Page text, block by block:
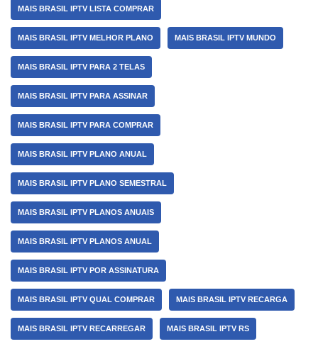
MAIS BRASIL IPTV LISTA COMPRAR
MAIS BRASIL IPTV MELHOR PLANO MAIS BRASIL IPTV MUNDO
MAIS BRASIL IPTV PARA 2 TELAS
MAIS BRASIL IPTV PARA ASSINAR
MAIS BRASIL IPTV PARA COMPRAR
MAIS BRASIL IPTV PLANO ANUAL
MAIS BRASIL IPTV PLANO SEMESTRAL
MAIS BRASIL IPTV PLANOS ANUAIS
MAIS BRASIL IPTV PLANOS ANUAL
MAIS BRASIL IPTV POR ASSINATURA
MAIS BRASIL IPTV QUAL COMPRAR MAIS BRASIL IPTV RECARGA
MAIS BRASIL IPTV RECARREGAR MAIS BRASIL IPTV RS